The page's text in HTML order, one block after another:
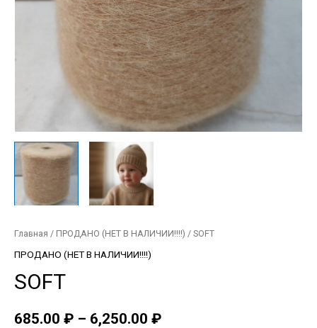
Главная / ПРОДАНО (НЕТ В НАЛИЧИИ!!!!) / SOFT
ПРОДАНО (НЕТ В НАЛИЧИИ!!!!)
SOFT
685.00 ₽ – 6,250.00 ₽